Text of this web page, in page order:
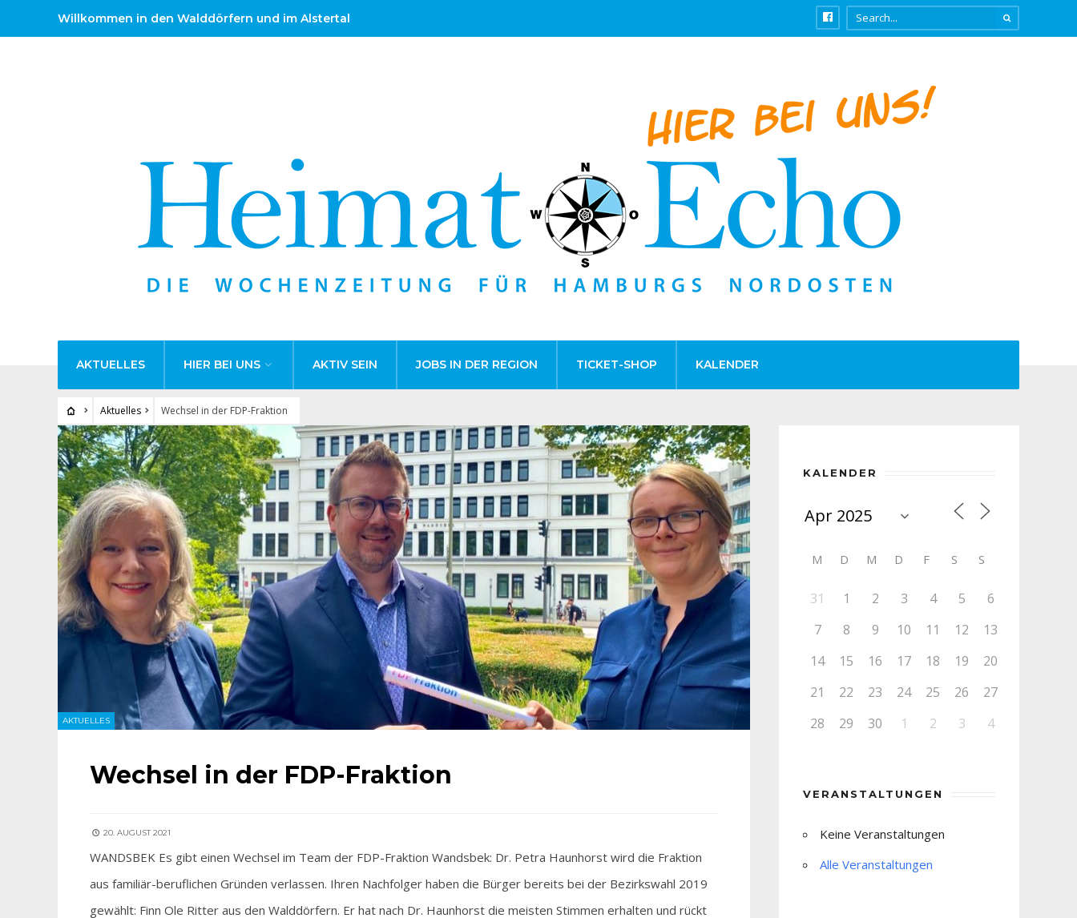
Willkommen in den Walddörfern und im Alstertal
AKTUELLES HIER BEI UNS AKTIV SEIN JOBS IN DER REGION TICKET-SHOP KALENDER
Aktuelles Wechsel in der FDP-Fraktion
AKTUELLES
Wechsel in der FDP-Fraktion
20. AUGUST 2021
WANDSBEK Es gibt einen Wechsel im Team der FDP-Fraktion Wandsbek: Dr. Petra Haunhorst wird die Fraktion
aus familiär-beruflichen Gründen verlassen. Ihren Nachfolger haben die Bürger bereits bei der Bezirkswahl 2019
gewählt: Finn Ole Ritter aus den Walddörfern. Er hat nach Dr. Haunhorst die meisten Stimmen erhalten und rückt
KALENDER
M D M D F S S
31 1 2 3 4 5
6
7
8 9 10 11 12
13
14
15 16 17 18 19
20
21
22 23 24 25 26
27
28
29 30 1 2 3 4
VERANSTALTUNGEN
Keine Veranstaltungen
Alle Veranstaltungen